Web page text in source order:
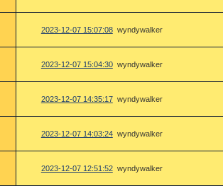
2023-12-07 15:07:08 wyndywalker
2023-12-07 15:04:30 wyndywalker
2023-12-07 14:35:17 wyndywalker
2023-12-07 14:03:24 wyndywalker
2023-12-07 12:51:52 wyndywalker